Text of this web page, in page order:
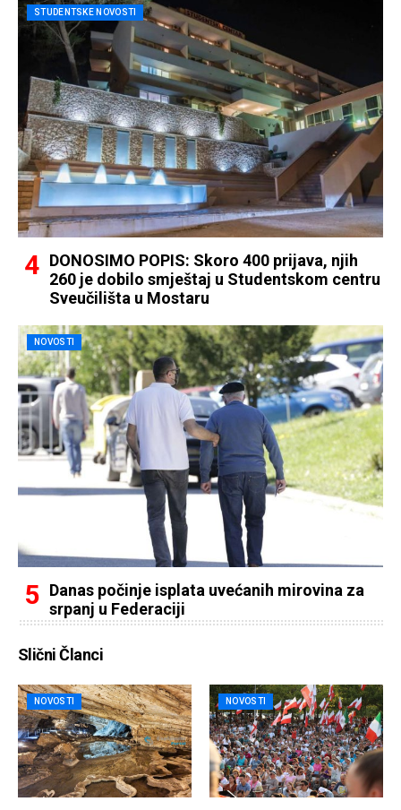
STUDENTSKE NOVOSTI
DONOSIMO POPIS: Skoro 400 prijava, njih
260 je dobilo smještaj u Studentskom centru
Sveučilišta u Mostaru
NOVOSTI
Danas počinje isplata uvećanih mirovina za
srpanj u Federaciji
Slični Članci
NOVOSTI NOVOSTI